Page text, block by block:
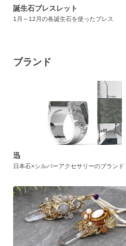
誕生石ブレスレット
1月～12月の各誕生石を使ったブレス
ブランド
迅
日本石×シルバーアクセサリーのブランド